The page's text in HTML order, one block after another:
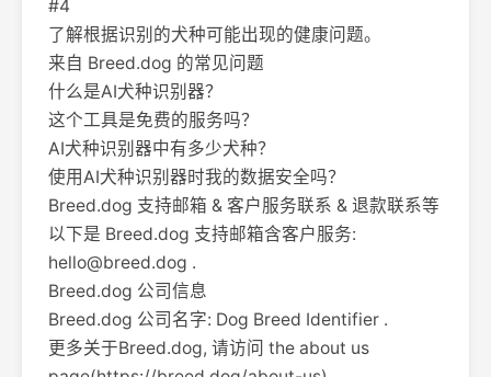
#4
了解根据识别的犬种可能出现的健康问题。
来自 Breed.dog 的常见问题
什么是AI犬种识别器？
这个工具是免费的服务吗？
AI犬种识别器中有多少犬种？
使用AI犬种识别器时我的数据安全吗？
Breed.dog 支持邮箱 & 客户服务联系 & 退款联系等
以下是 Breed.dog 支持邮箱含客户服务:
hello@breed.dog .
Breed.dog 公司信息
Breed.dog 公司名字: Dog Breed Identifier .
更多关于Breed.dog, 请访问 the about us